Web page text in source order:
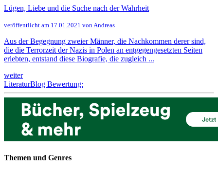
Lügen, Liebe und die Suche nach der Wahrheit
veröffentlicht am 17.01.2021 von Andreas
Aus der Begegnung zweier Männer, die Nachkommen derer sind,
die die Terrorzeit der Nazis in Polen an entgegengesetzten Seiten
erlebten, entstand diese Biografie, die zugleich ...
weiter
LiteraturBlog Bewertung:
Themen und Genres